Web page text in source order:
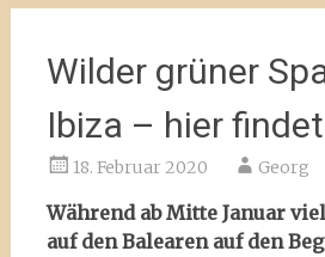
Wilder grüner
Ibiza – hier
18. Februar 2020 Georg
Während ab Mitte Januar
auf den Balearen auf den